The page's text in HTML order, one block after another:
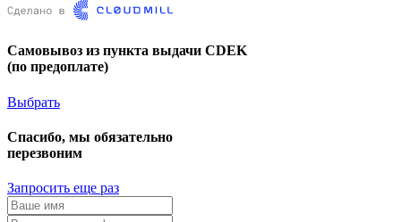
Самовывоз из пункта выдачи CDEK
(по предоплате)
Выбрать
Спасибо, мы обязательно
перезвоним
Запросить еще раз